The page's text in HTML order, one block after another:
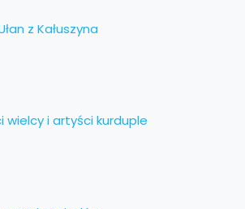
z Kałuszyna
wielcy i artyści kurduple